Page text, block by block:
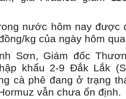
nước hôm nay được
kg của ngày hôm
Sơn, Giám đốc
khẩu 2-9 Đắk Lắk
cà phê đang ở trạng
vẫn chưa ổn định.